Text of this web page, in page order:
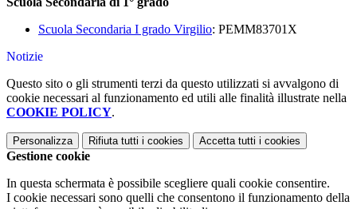
Scuola Secondaria I grado Virgilio: PEMM83701X
Notizie
Questo sito o gli strumenti terzi da questo utilizzati si avvalgono di
cookie necessari al funzionamento ed utili alle finalità illustrate nella
COOKIE POLICY.
Personalizza Rifiuta tutti i cookies Accetta tutti i cookies
Gestione cookie
In questa schermata è possibile scegliere quali cookie consentire.
I cookie necessari sono quelli che consentono il funzionamento della